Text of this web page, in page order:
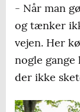
- Når man
og tænker
vejen. Her
nogle
der ikke